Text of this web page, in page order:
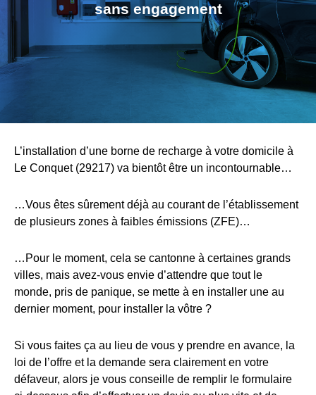
sans engagement
L’installation d’une borne de recharge à votre domicile à
Le Conquet (29217) va bientôt être un incontournable…
…Vous êtes sûrement déjà au courant de l’établissement
de plusieurs zones à faibles émissions (ZFE)…
…Pour le moment, cela se cantonne à certaines grands
villes, mais avez-vous envie d’attendre que tout le
monde, pris de panique, se mette à en installer une au
dernier moment, pour installer la vôtre ?
Si vous faites ça au lieu de vous y prendre en avance, la
loi de l’offre et la demande sera clairement en votre
défaveur, alors je vous conseille de remplir le formulaire